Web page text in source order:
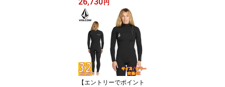
MODULATOR 3/2 BACK
ZIP FULLSUIT/ボルコム
モジュレーター バックジ
ップ 3x2 ウェットスーツ
サーフィン 海外モデル
円
【エントリーでポイント